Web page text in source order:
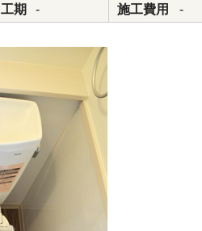
工期 - 施工費用 -